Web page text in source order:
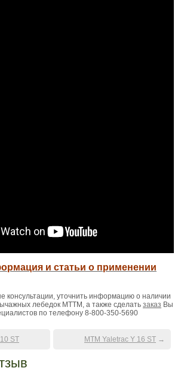
и статьи о применении
консультации, уточнить информацию о наличии
лебедок МТТМ, а также сделать заказ Вы
по телефону 8-800-350-5690
ST МТМ Yaletrac Y 16 ST →